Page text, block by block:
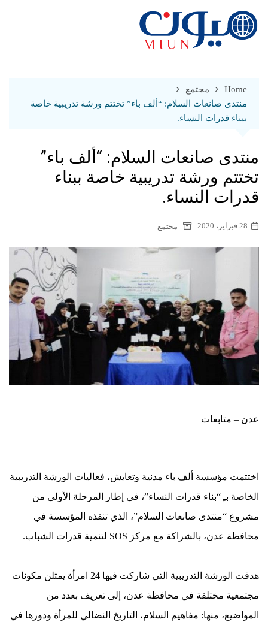
content
Home
مجتمع
منتدى صانعات السلام: “ألف باء” تختتم ورشة تدريبية خاصة
ببناء قدرات النساء.
منتدى صانعات السلام: “ألف باء”
تختتم ورشة تدريبية خاصة ببناء
قدرات النساء.
28 فبراير، 2020 مجتمع
عدن – متابعات
اختتمت مؤسسة ألف باء مدنية وتعايش، فعاليات الورشة التدريبية
الخاصة بـِ “بناء قدرات النساء”، في إطار المرحلة الأولى من
مشروع “منتدى صانعات السلام”، الذي تنفذه المؤسسة في
محافظة عدن، بالشراكة مع مركز SOS لتنمية قدرات الشباب.
هدفت الورشة التدريبية التي شاركت فيها 24 امرأة يمثلن مكونات
مجتمعية مختلفة في محافظة عدن، إلى تعريف بعدد من
المواضيع، منها: مفاهيم السلام، التاريخ النضالي للمرأة ودورها في